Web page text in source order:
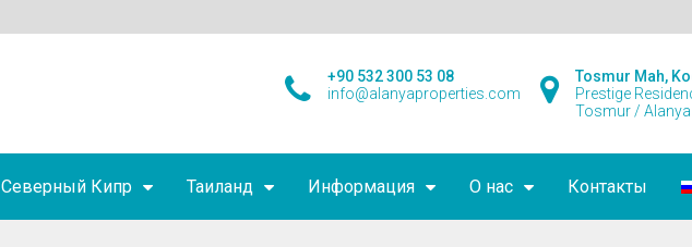
Tosmur Mah,
Prestige
Tosmur / Alanya
+90 532 300 53 08
info@alanyaproperties.com
Северный Кипр Таиланд Информация О нас Контакты